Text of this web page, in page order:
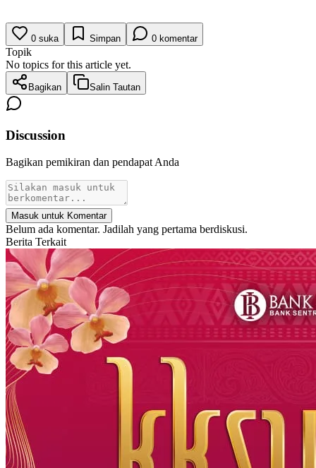
0 suka Simpan 0 komentar
Topik
No topics for this article yet.
Bagikan Salin Tautan
Discussion
Bagikan pemikiran dan pendapat Anda
Masuk untuk Komentar
Belum ada komentar. Jadilah yang pertama berdiskusi.
Berita Terkait